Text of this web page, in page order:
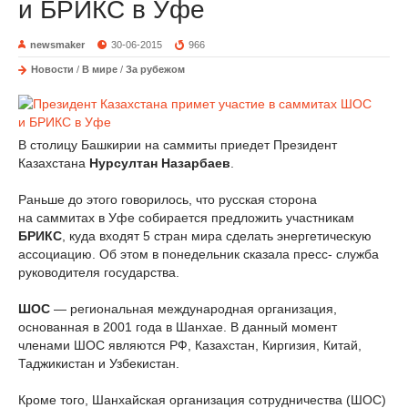
и БРИКС в Уфе
newsmaker 30-06-2015 966
Новости / В мире / За рубежом
В столицу Башкирии на саммиты приедет Президент
Казахстана Нурсултан Назарбаев
Раньше до этого говорилось, что русская сторона
на саммитах в Уфе собирается предложить участникам
БРИКС , куда входят 5 стран мира сделать энергетическую
ассоциацию. Об этом в понедельник сказала пресс- служба
руководителя государства.
ШОС — региональная международная организация,
основанная в 2001 года в Шанхае. В данный момент
членами ШОС являются РФ, Казахстан, Киргизия, Китай,
Таджикистан и Узбекистан.
Кроме того, Шанхайская организация сотрудничества (ШОС)